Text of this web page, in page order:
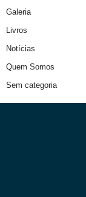
Galeria
Livros
Notícias
Quem Somos
Sem categoria